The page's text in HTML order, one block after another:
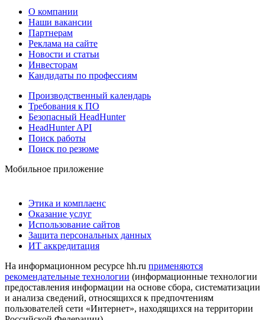
О компании
Наши вакансии
Партнерам
Реклама на сайте
Новости и статьи
Инвесторам
Кандидаты по профессиям
Производственный календарь
Требования к ПО
Безопасный HeadHunter
HeadHunter API
Поиск работы
Поиск по резюме
Мобильное приложение
Этика и комплаенс
Оказание услуг
Использование сайтов
Защита персональных данных
ИТ аккредитация
На информационном ресурсе hh.ru применяются
рекомендательные технологии (информационные технологии
предоставления информации на основе сбора, систематизации
и анализа сведений, относящихся к предпочтениям
пользователей сети «Интернет», находящихся на территории